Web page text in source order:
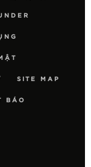
SITE MAP
BÁO